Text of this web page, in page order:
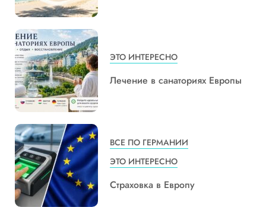
ЭТО ИНТЕРЕСНО
Лечение в санаториях Европы
ВСЕ ПО ГЕРМАНИИ
ЭТО ИНТЕРЕСНО
Страховка в Европу